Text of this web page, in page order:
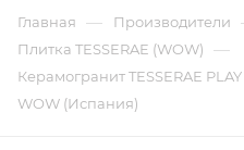
Главная — Производители
Плитка TESSERAE (WOW) —
Керамогранит TESSERAE
WOW (Испания)